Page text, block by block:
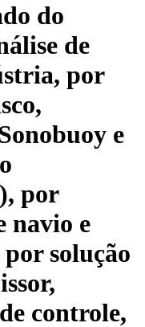
do
de
por
e
por
navio e
solução
controle,